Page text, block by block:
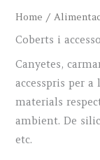
Home /
Coberts i
Canyetes,
accesspris per
materials
ambient. De
etc.